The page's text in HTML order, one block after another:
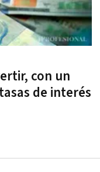
con un
de interés